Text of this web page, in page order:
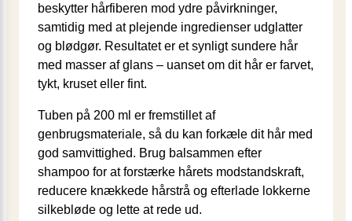
beskytter hårfiberen mod ydre påvirkninger,
samtidig med at plejende ingredienser udglatter
og blødgør. Resultatet er et synligt sundere hår
med masser af glans – uanset om dit hår er farvet,
tykt, kruset eller fint.
Tuben på 200 ml er fremstillet af
genbrugsmateriale, så du kan forkæle dit hår med
god samvittighed. Brug balsammen efter
shampoo for at forstærke hårets modstandskraft,
reducere knækkede hårstrå og efterlade lokkerne
silkebløde og lette at rede ud.